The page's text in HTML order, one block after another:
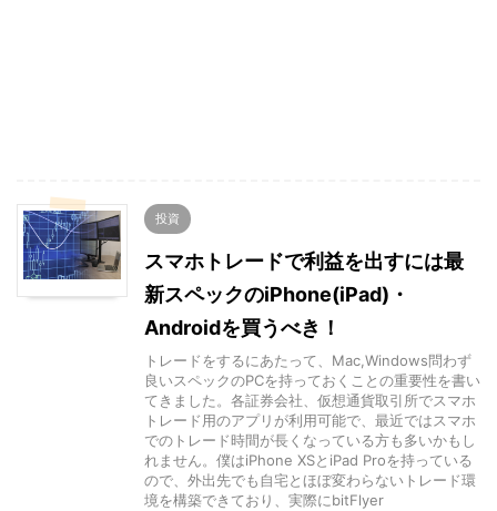
投資
スマホトレードで利益を出すには最
新スペックのiPhone(iPad)・
Androidを買うべき！
トレードをするにあたって、Mac,Windows問わず
良いスペックのPCを持っておくことの重要性を書い
てきました。各証券会社、仮想通貨取引所でスマホ
トレード用のアプリが利用可能で、最近ではスマホ
でのトレード時間が長くなっている方も多いかもし
れません。僕はiPhone XSとiPad Proを持っている
ので、外出先でも自宅とほぼ変わらないトレード環
境を構築できており、実際にbitFlyer